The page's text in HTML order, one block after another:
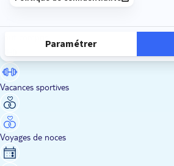
Vacances sportives
Voyages de noces